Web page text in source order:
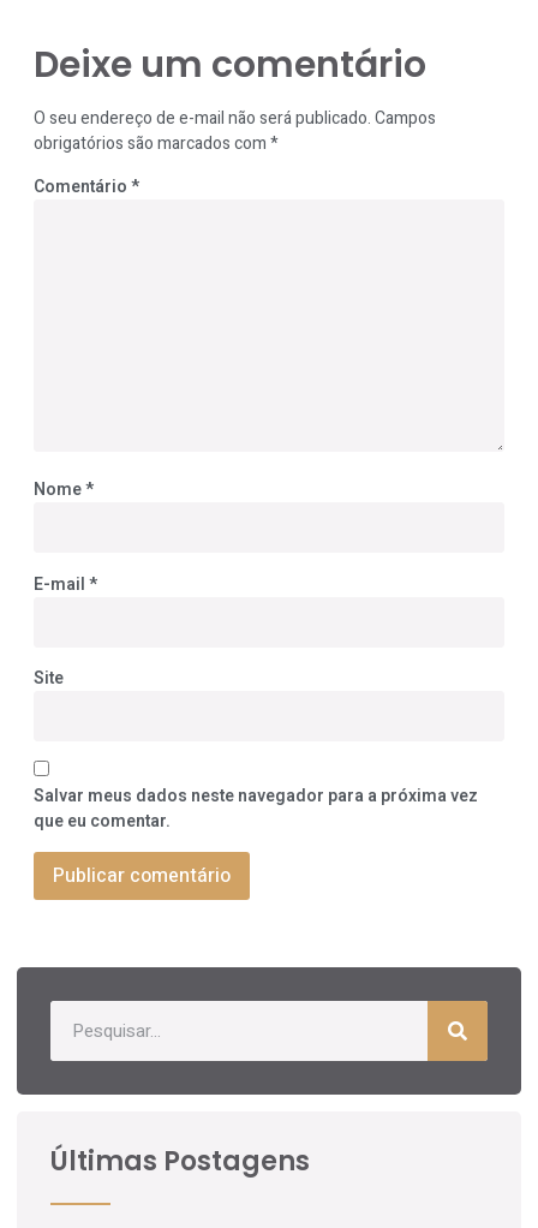
Deixe um comentário
O seu endereço de e-mail não será publicado.Campos
obrigatórios são marcados com*
Comentário*
Nome*
E-mail*
Site
Salvar meus dados neste navegador para a próxima vez
que eu comentar.
Últimas Postagens